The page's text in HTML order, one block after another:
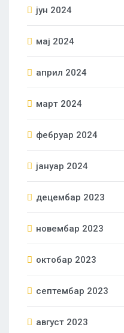
јун 2024
мај 2024
април 2024
март 2024
фебруар 2024
јануар 2024
децембар 2023
новембар 2023
октобар 2023
септембар 2023
август 2023